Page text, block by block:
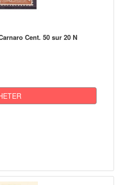
Cent. 50 sur 20 N